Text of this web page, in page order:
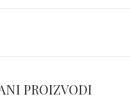
PROIZVODI